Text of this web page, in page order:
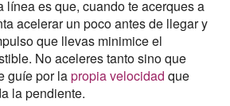
línea es que, cuando te acerques a
acelerar un poco antes de llegar y
que llevas minimice el
No aceleres tanto sino que
guíe por lapropia velocidad que
la pendiente.